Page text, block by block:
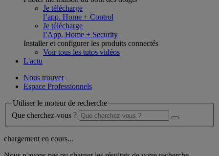
Je télécharge
l’app. Home + Control
Je télécharge
l’App. Home + Security
Installer et configurer les produits connectés
Voir tous les tutos vidéos
L'actu
Nous trouver
Espace Professionnels
Utiliser le moteur de recherche
Que cherchez-vous ?
chargement en cours...